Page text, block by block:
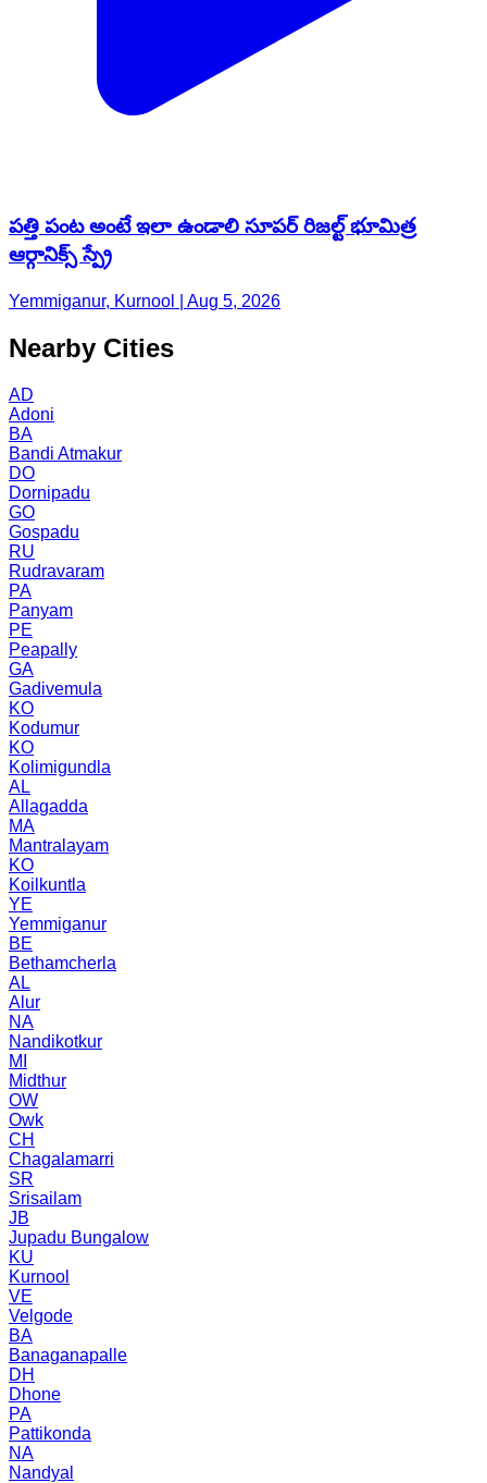
పత్తి పంట అంటే ఇలా ఉండాలి సూపర్ రిజల్ట్ భూమిత్ర
ఆర్గానిక్స్ స్ప్రే
Yemmiganur, Kurnool | Aug 5, 2026
Nearby Cities
AD
Adoni
BA
Bandi Atmakur
DO
Dornipadu
GO
Gospadu
RU
Rudravaram
PA
Panyam
PE
Peapally
GA
Gadivemula
KO
Kodumur
KO
Kolimigundla
AL
Allagadda
MA
Mantralayam
KO
Koilkuntla
YE
Yemmiganur
BE
Bethamcherla
AL
Alur
NA
Nandikotkur
MI
Midthur
OW
Owk
CH
Chagalamarri
SR
Srisailam
JB
Jupadu Bungalow
KU
Kurnool
VE
Velgode
BA
Banaganapalle
DH
Dhone
PA
Pattikonda
NA
Nandyal